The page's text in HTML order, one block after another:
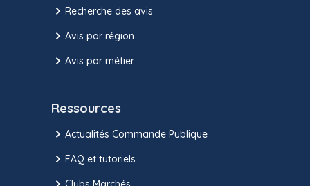
Recherche des avis
Avis par région
Avis par métier
Ressources
Actualités Commande Publique
FAQ et tutoriels